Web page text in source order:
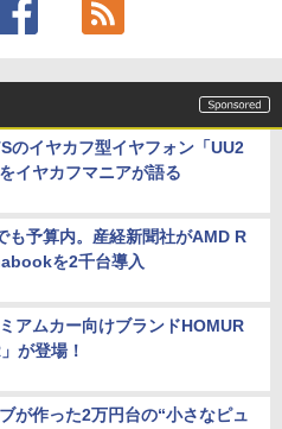
のイヤカフ型イヤフォン「UU2
イヤカフマニアが語る
も予算内。産経新聞社がAMD R
を2千台導入
アムカー向けブランドHOMUR
が登場！
が作った2万円台の“小さなピュ